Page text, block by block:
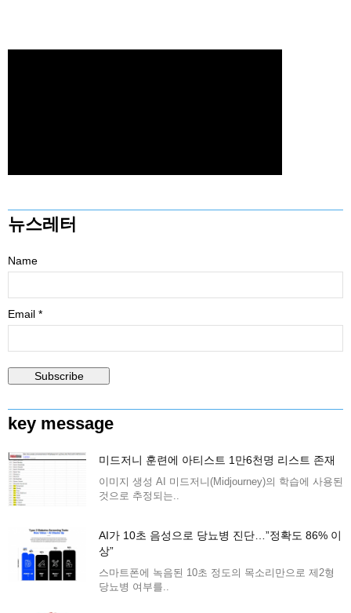
뉴스레터
Name
Email *
key message
미드저니 훈련에 아티스트 1만6천명 리스트 존재
이미지 생성 AI 미드저니(Midjourney)의 학습에 사용된
것으로 추정되는..
AI가 10초 음성으로 당뇨병 진단…”정확도 86% 이
상”
스마트폰에 녹음된 10초 정도의 목소리만으로 제2형
당뇨병 여부를..